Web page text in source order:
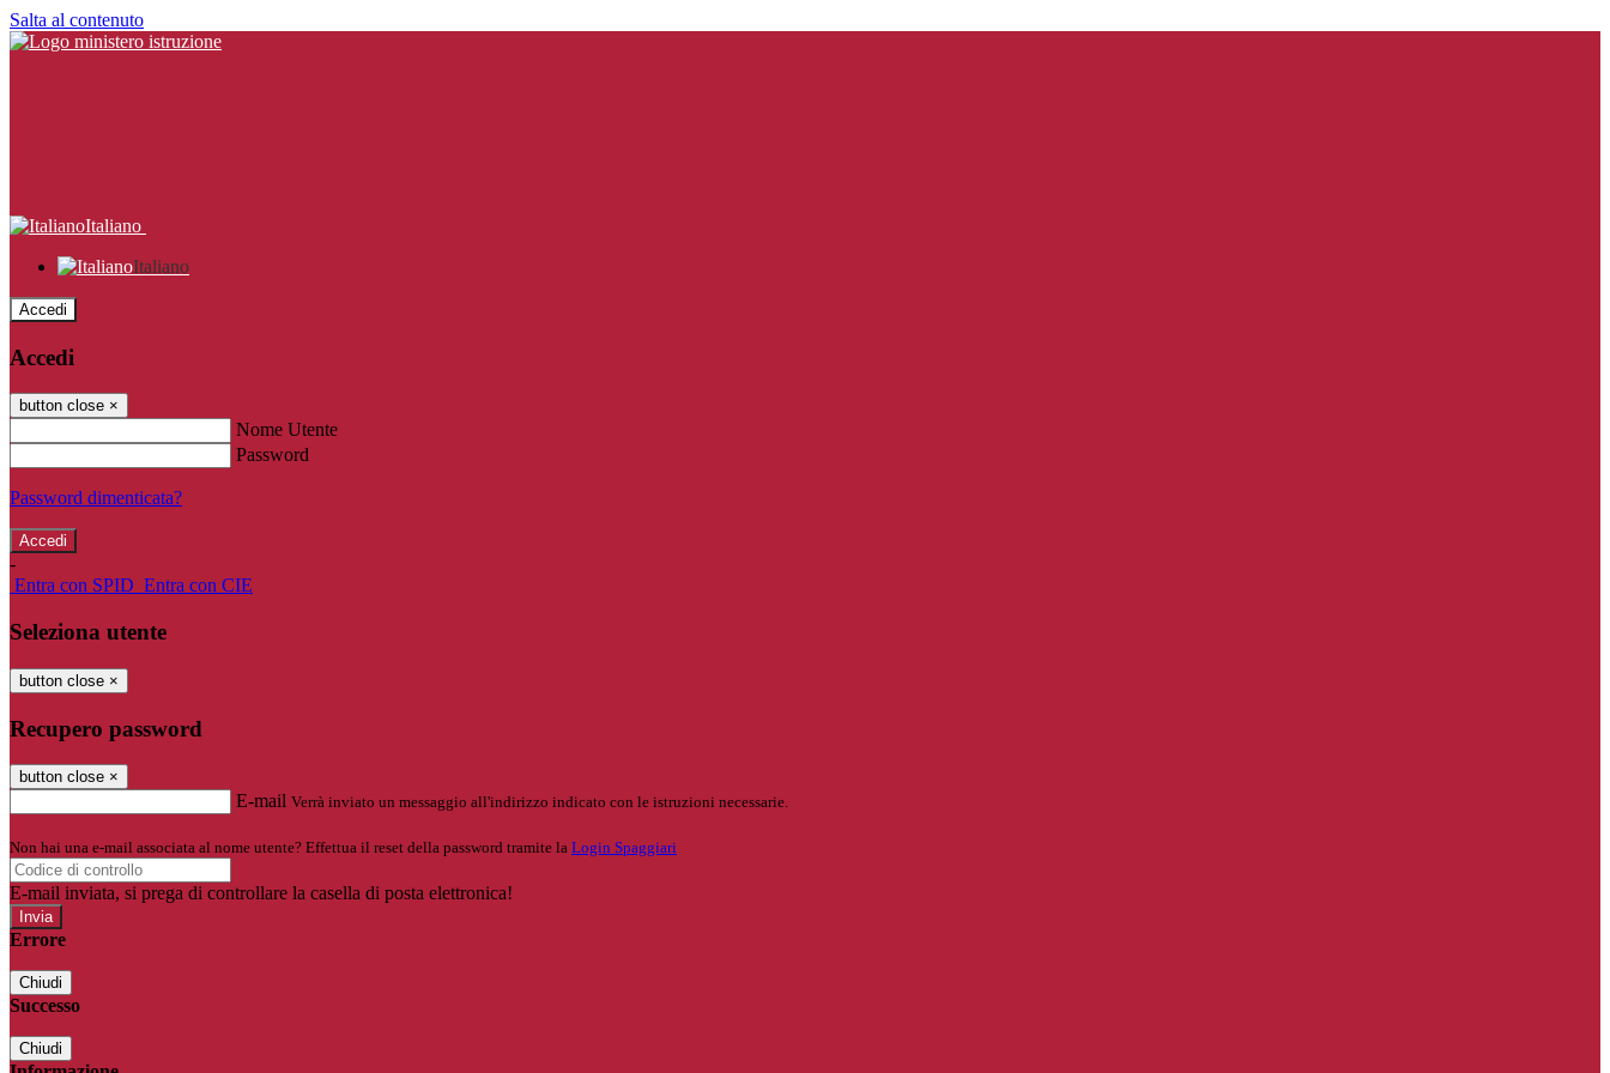
Salta al contenuto
Italiano
Italiano
Accedi
Accedi
button close ×
Nome Utente
Password
Password dimenticata?
-
Entra con SPID Entra con CIE
Seleziona utente
button close ×
Recupero password
button close ×
E-mail Verrà inviato un messaggio all'indirizzo indicato con le istruzioni necessarie.
Non hai una e-mail associata al nome utente? Effettua il reset della password tramite la Login Spaggiari
E-mail inviata, si prega di controllare la casella di posta elettronica!
Errore
Chiudi
Successo
Chiudi